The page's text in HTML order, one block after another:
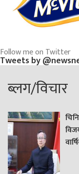
Follow me on Twitter
Tweets by
ब्लग/विचार